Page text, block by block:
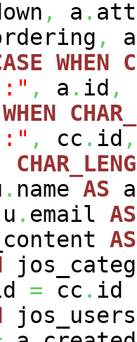
, a .
, a
WHEN
, a . id ,
WHEN
, cc . id ,
. name AS
u . email AS
AS
= cc . id